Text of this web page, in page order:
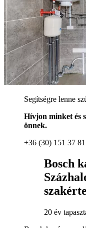
Segítségre lenne
Hívjon minket és
önnek.
+36 (30) 151 37 81
Bosch
20 év